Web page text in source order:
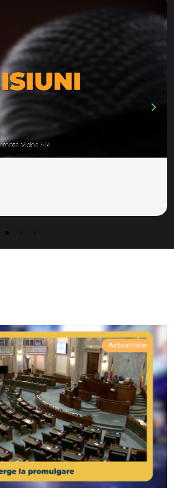
Actualitate